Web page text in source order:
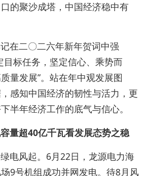
的聚沙成塔，中国经济稳中有
在二〇二六年新年贺词中强
目标任务，坚定信心、乘势而
量发展”。站在年中观发展图
感知中国经济的韧性与活力，更
半年经济工作的底气与信心。
量超40亿千瓦看发展态势之稳
电风起。6月22日，龙源电力海
9号机组成功并网发电。待8月风